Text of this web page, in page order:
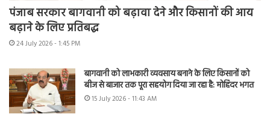
पंजाब सरकार बागवानी को बढ़ावा देने और किसानों की आय
बढ़ाने के लिए प्रतिबद्ध
24 July 2026 - 1:45 PM
बागवानी को लाभकारी व्यवसाय बनाने के लिए किसानों को
बीज से बाजार तक पूरा सहयोग दिया जा रहा है: मोहिंदर भगत
15 July 2026 - 11:43 AM